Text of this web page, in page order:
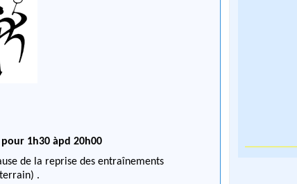
1h30 àpd 20h00
de la reprise des entraînements
.